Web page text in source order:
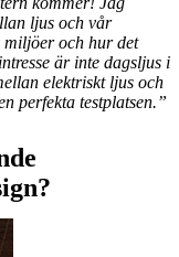
ljus och vår
miljöer och hur det
är inte dagsljus i
elektriskt ljus och
perfekta testplatsen.”